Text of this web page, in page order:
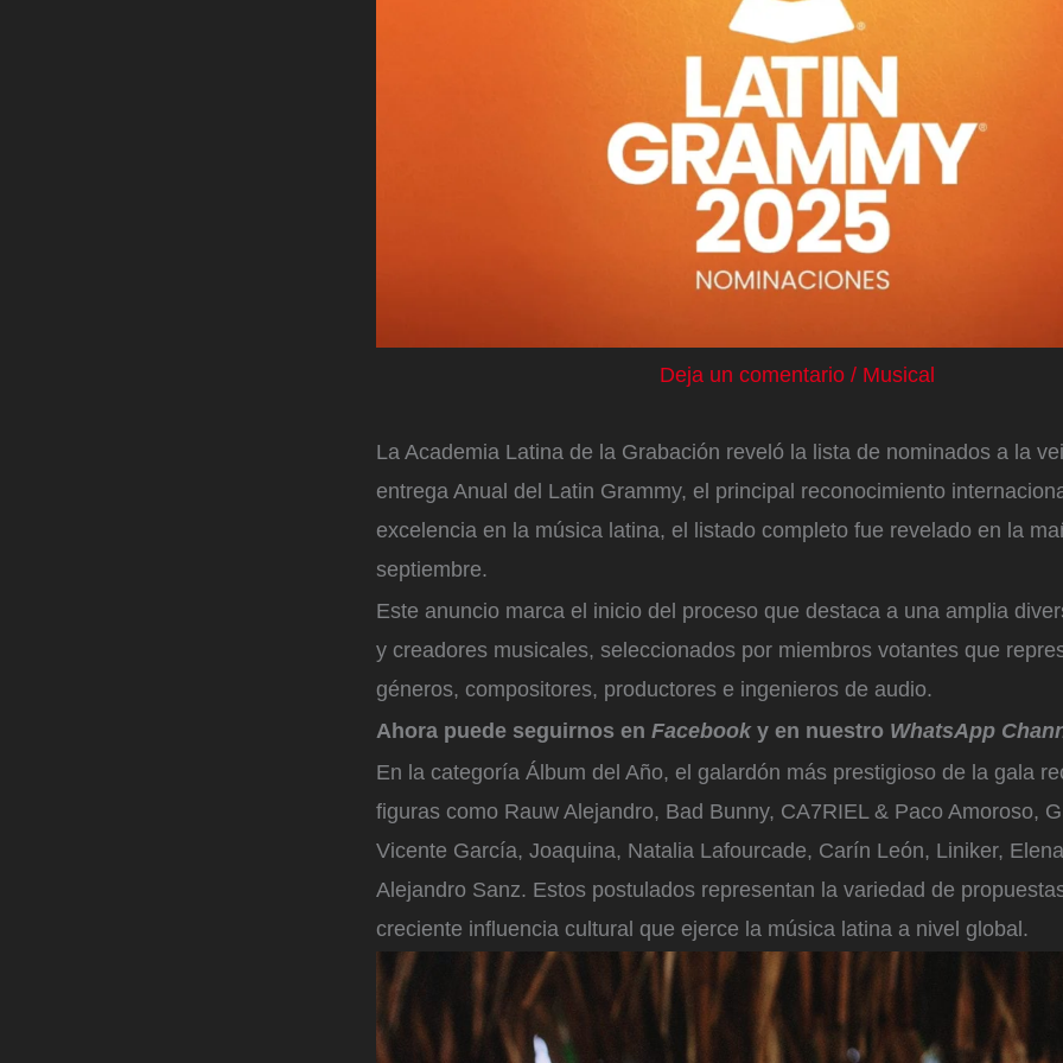
Deja un comentario / Musical
La Academia Latina de la Grabación reveló la lista de nominados a la
entrega Anual del Latin Grammy, el principal reconocimiento
excelencia en la música latina, el listado completo fue revelado en la
septiembre.
Este anuncio marca el inicio del proceso que destaca a una amplia
y creadores musicales, seleccionados por miembros votantes que
géneros, compositores, productores e ingenieros de audio.
Ahora puede seguirnos en Facebooky en nuestro WhatsApp
En la categoría Álbum del Año, el galardón más prestigioso de la gala
figuras como Rauw Alejandro, Bad Bunny, CA7RIEL & Paco Amoroso,
Vicente García, Joaquina, Natalia Lafourcade, Carín León, Liniker,
Alejandro Sanz. Estos postulados representan la variedad de
creciente influencia cultural que ejerce la música latina a nivel global.